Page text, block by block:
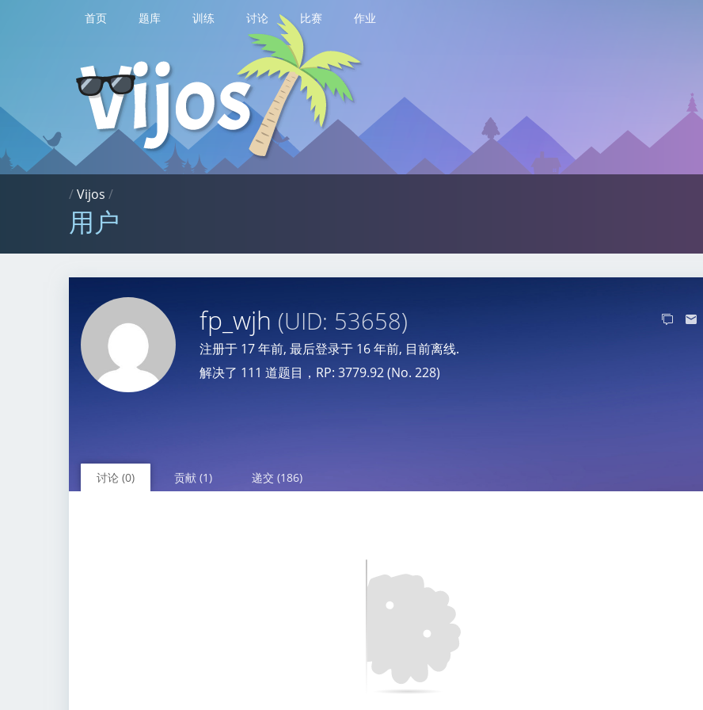
首页 题库 训练 讨论 比赛 作业
/Vijos /
用户
fp_wjh (UID: 53658)
注册于 17 年前, 最后登录于 16 年前, 目前离线.
解决了 111 道题目，RP: 3779.92 (No. 228)
讨论 (0) 贡献 (1) 递交 (186)